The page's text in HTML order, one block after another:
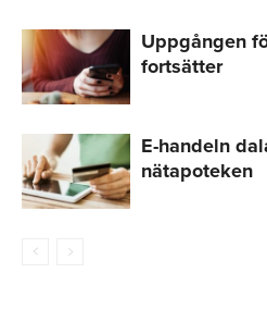
Uppgången
fortsätter
E-handeln
nätapoteken